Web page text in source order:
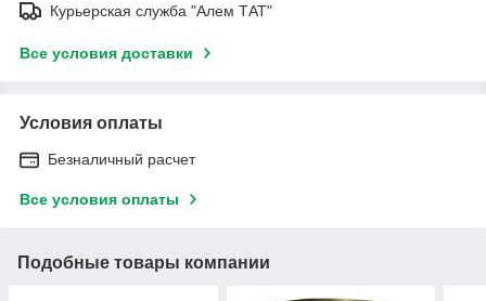
Курьерская служба "Алем ТАТ"
Все условия доставки
Условия оплаты
Безналичный расчет
Все условия оплаты
Подобные товары компании